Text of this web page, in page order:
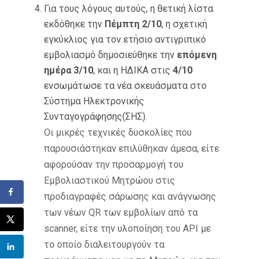
Για τους λόγους αυτούς, η θετική λίστα
εκδόθηκε την Πέμπτη 2/10, η σχετική
εγκύκλιος για τον ετήσιο αντιγριπικό
εμβολιασμό δημοσιεύθηκε την επόμενη
ημέρα 3/10, και η ΗΔΙΚΑ στις 4/10
ενσωμάτωσε τα νέα σκευάσματα στο
Σύστημα Ηλεκτρονικής
Συνταγογράφησης(ΣΗΣ).
Οι μικρές τεχνικές δυσκολίες που
παρουσιάστηκαν επιλύθηκαν άμεσα, είτε
αφορούσαν την προσαρμογή του
Εμβολιαστικού Μητρώου στις
προδιαγραφές σάρωσης και ανάγνωσης
των νέων QR των εμβολίων από τα
scanner, είτε την υλοποίηση του API με
το οποίο διαλειτουργούν τα